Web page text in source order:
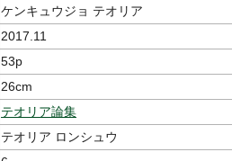
ケンキュウジョ テオリア
2017.11
53p
26cm
テオリア論集
テオリア ロンシュウ